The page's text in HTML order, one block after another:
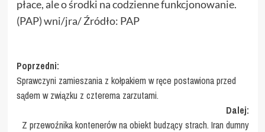
płace, ale o środki na codzienne funkcjonowanie.
(PAP) wni/jra/ Źródło: PAP
Zobacz
wpisy
Poprzedni:
Sprawczyni zamieszania z kołpakiem w ręce postawiona przed
sądem w związku z czterema zarzutami.
Dalej:
Z przewoźnika kontenerów na obiekt budzący strach. Iran dumny